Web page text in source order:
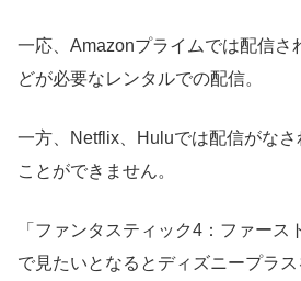
一応、Amazonプライムでは配信さ
どが必要なレンタルでの配信。
一方、Netflix、Huluでは配信がな
ことができません。
「ファンタスティック4：ファース
で見たいとなるとディズニープラ